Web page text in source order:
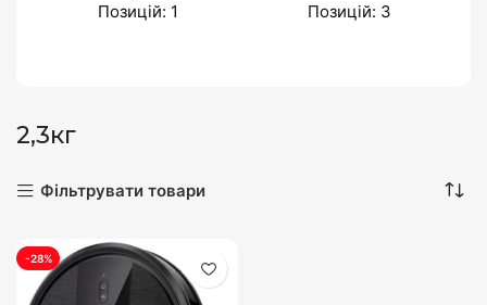
Позицій: 1
Позицій: 3
2,3кг
Фільтрувати товари
-28%